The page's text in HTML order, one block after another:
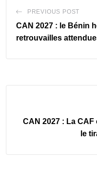
PREVIOUS POST
CAN 2027 : le Bénin
retrouvailles
CAN 2027 : La
le